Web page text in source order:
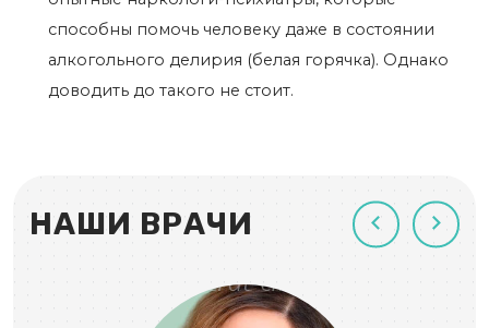
способны помочь человеку даже в состоянии
алкогольного делирия (белая горячка). Однако
доводить до такого не стоит.
НАШИ ВРАЧИ